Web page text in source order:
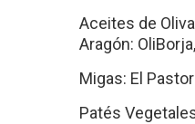
Aceites de
Aragón:
Migas: El
Patés